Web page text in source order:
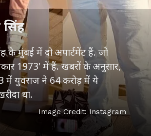
के मुंबई में दो अपार्टमेंट हैं. जो
1973' में हैं. खबरों के अनुसार,
में युवराज ने 64 करोड़ में ये
Image Credit: Instagram